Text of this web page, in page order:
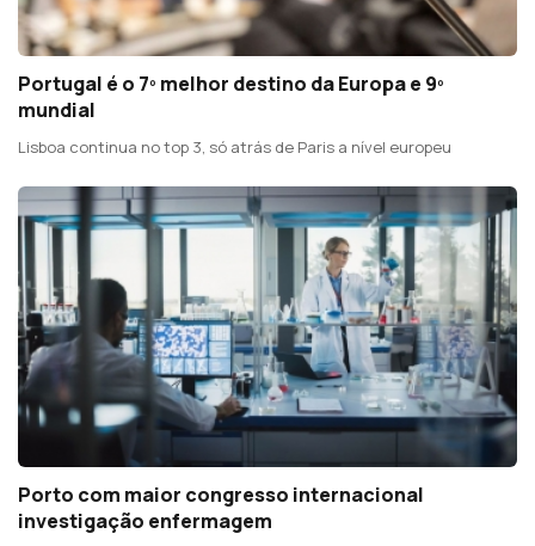
Portugal é o 7º melhor destino da Europa e 9º
mundial
Lisboa continua no top 3, só atrás de Paris a nível europeu
Porto com maior congresso internacional
investigação enfermagem